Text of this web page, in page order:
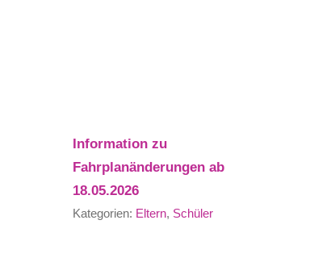
Information zu
Fahrplanänderungen ab
18.05.2026
Kategorien: Eltern, Schüler